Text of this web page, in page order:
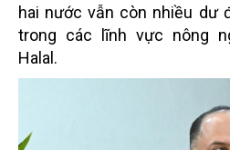
hai nước vẫn còn nhiều dư
trong các lĩnh vực nông
Halal.